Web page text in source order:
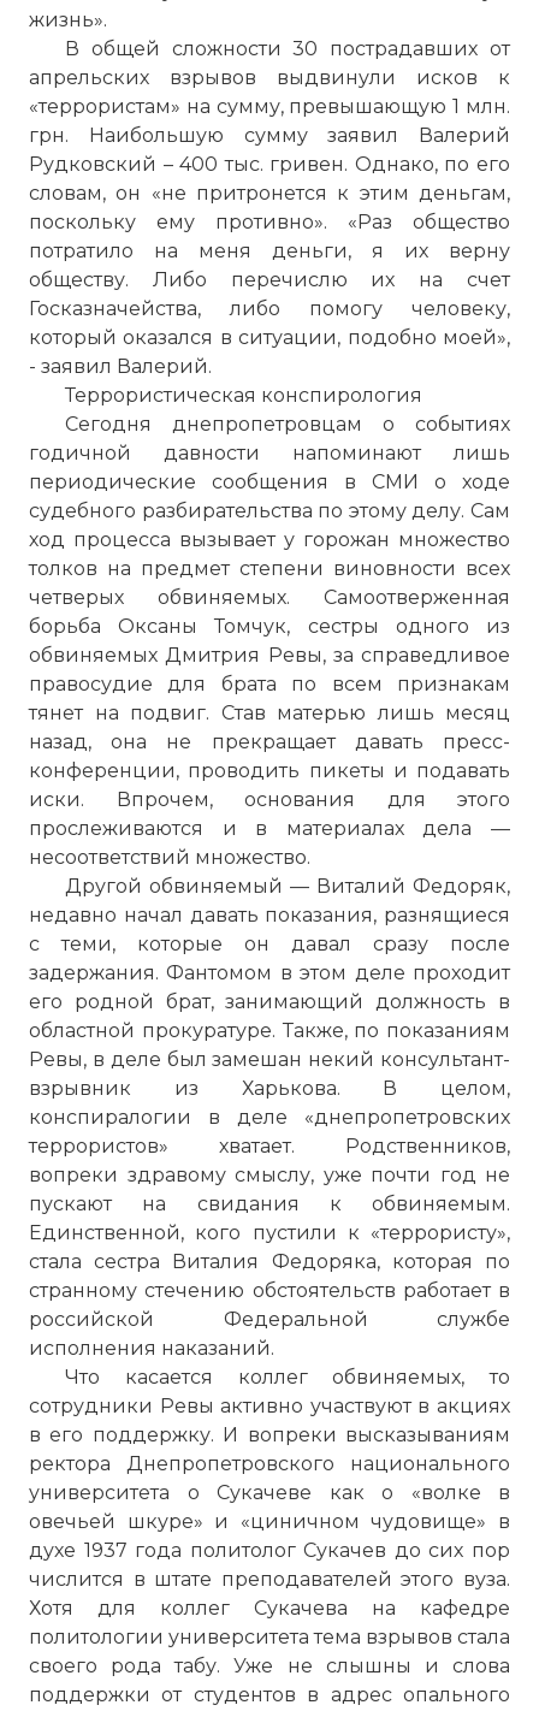
жизнь».
В общей сложности 30 пострадавших от
апрельских взрывов выдвинули исков к
«террористам» на сумму, превышающую 1 млн.
грн. Наибольшую сумму заявил Валерий
Рудковский – 400 тыс. гривен. Однако, по его
словам, он «не притронется к этим деньгам,
поскольку ему противно». «Раз общество
потратило на меня деньги, я их верну
обществу. Либо перечислю их на счет
Госказначейства, либо помогу человеку,
который оказался в ситуации, подобно моей»,
- заявил Валерий.
Террористическая конспирология
Сегодня днепропетровцам о событиях
годичной давности напоминают лишь
периодические сообщения в СМИ о ходе
судебного разбирательства по этому делу. Сам
ход процесса вызывает у горожан множество
толков на предмет степени виновности всех
четверых обвиняемых. Самоотверженная
борьба Оксаны Томчук, сестры одного из
обвиняемых Дмитрия Ревы, за справедливое
правосудие для брата по всем признакам
тянет на подвиг. Став матерью лишь месяц
назад, она не прекращает давать пресс-
конференции, проводить пикеты и подавать
иски. Впрочем, основания для этого
прослеживаются и в материалах дела —
несоответствий множество.
Другой обвиняемый — Виталий Федоряк,
недавно начал давать показания, разнящиеся
с теми, которые он давал сразу после
задержания. Фантомом в этом деле проходит
его родной брат, занимающий должность в
областной прокуратуре. Также, по показаниям
Ревы, в деле был замешан некий консультант-
взрывник из Харькова. В целом,
конспиралогии в деле «днепропетровских
террористов» хватает. Родственников,
вопреки здравому смыслу, уже почти год не
пускают на свидания к обвиняемым.
Единственной, кого пустили к «террористу»,
стала сестра Виталия Федоряка, которая по
странному стечению обстоятельств работает в
российской Федеральной службе
исполнения наказаний.
Что касается коллег обвиняемых, то
сотрудники Ревы активно участвуют в акциях
в его поддержку. И вопреки высказываниям
ректора Днепропетровского национального
университета о Сукачеве как о «волке в
овечьей шкуре» и «циничном чудовище» в
духе 1937 года политолог Сукачев до сих пор
числится в штате преподавателей этого вуза.
Хотя для коллег Сукачева на кафедре
политологии университета тема взрывов стала
своего рода табу. Уже не слышны и слова
поддержки от студентов в адрес опального
☓
Взрывы в Днепропетровске
Имя:
Комментарий:
Проверочный код: